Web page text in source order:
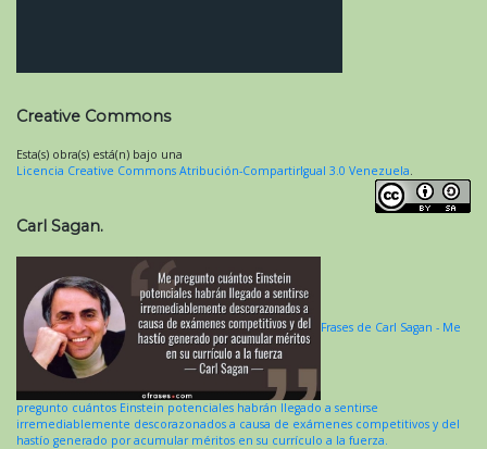
Creative Commons
Esta(s) obra(s) está(n) bajo una
Licencia Creative Commons Atribución-CompartirIgual 3.0 Venezuela.
Carl Sagan.
Frases de Carl Sagan - Me
pregunto cuántos Einstein potenciales habrán llegado a sentirse
irremediablemente descorazonados a causa de exámenes competitivos y del
hastío generado por acumular méritos en su currículo a la fuerza.